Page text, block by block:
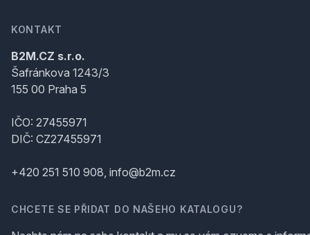
KONTAKT
B2M.CZ s.r.o.
Šafránkova 1243/3
155 00 Praha 5
IČO: 27455971
DIČ: CZ27455971
+420 251 510 908, info@b2m.cz
CHCETE SE PŘIDAT DO NAŠEHO KATALOGU?